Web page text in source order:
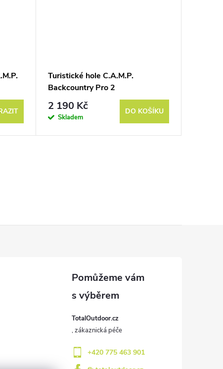
Turistické hole C.A.M.P.
Backcountry Pro 2
2 190 Kč
Skladem
DO KOŠÍKU
TotalOutdoor.cz
+420 775 463 901